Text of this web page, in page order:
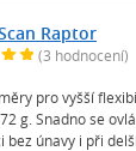
Raptor
(3 hodnocení)
pro vyšší
g. Snadno se
únavy i při